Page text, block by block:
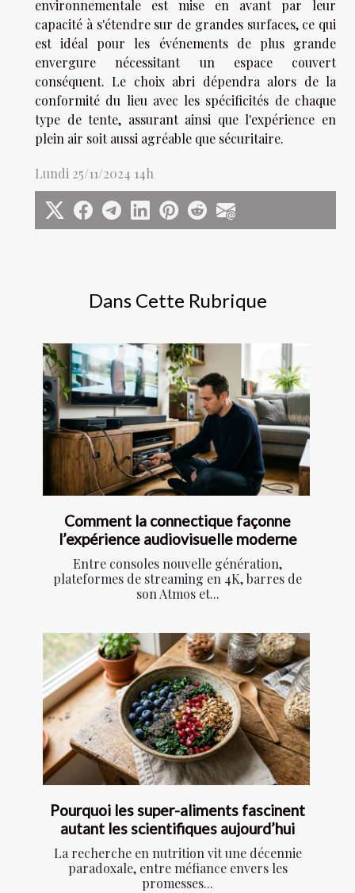
Dans Cette Rubrique
Comment la connectique façonne
l’expérience audiovisuelle moderne
Entre consoles nouvelle génération,
plateformes de streaming en 4K, barres de
son Atmos et...
Pourquoi les super-aliments fascinent
autant les scientifiques aujourd’hui
La recherche en nutrition vit une décennie
paradoxale, entre méfiance envers les
promesses...
environnementale est mise en avant par leur
capacité à s'étendre sur de grandes surfaces, ce qui
est idéal pour les événements de plus grande
envergure nécessitant un espace couvert
conséquent. Le choix abri dépendra alors de la
conformité du lieu avec les spécificités de chaque
type de tente, assurant ainsi que l'expérience en
plein air soit aussi agréable que sécuritaire.
Lundi 25/11/2024 14h